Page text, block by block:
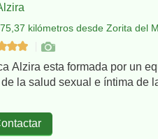
kilómetros desde Zorita del
Alzira esta formada por un
la salud sexual e íntima de